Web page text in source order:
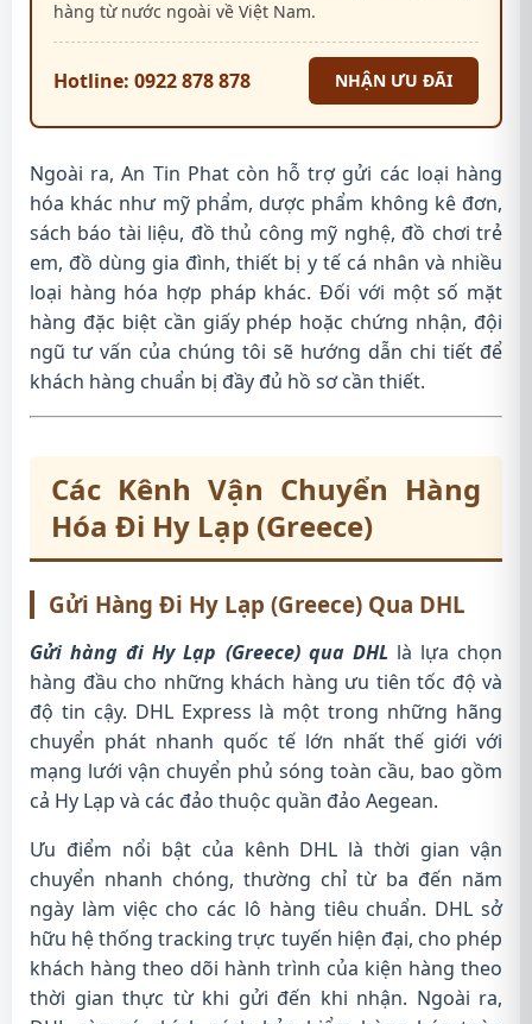
hàng từ nước ngoài về Việt Nam.
Hotline: 0922 878 878 NHẬN ƯU ĐÃI
Ngoài ra, An Tin Phat còn hỗ trợ gửi các loại hàng
hóa khác như mỹ phẩm, dược phẩm không kê đơn,
sách báo tài liệu, đồ thủ công mỹ nghệ, đồ chơi trẻ
em, đồ dùng gia đình, thiết bị y tế cá nhân và nhiều
loại hàng hóa hợp pháp khác. Đối với một số mặt
hàng đặc biệt cần giấy phép hoặc chứng nhận, đội
ngũ tư vấn của chúng tôi sẽ hướng dẫn chi tiết để
khách hàng chuẩn bị đầy đủ hồ sơ cần thiết.
Các Kênh Vận Chuyển Hàng
Hóa Đi Hy Lạp (Greece)
Gửi Hàng Đi Hy Lạp (Greece) Qua DHL
Gửi hàng đi Hy Lạp (Greece) qua DHLlà lựa chọn
hàng đầu cho những khách hàng ưu tiên tốc độ và
độ tin cậy. DHL Express là một trong những hãng
chuyển phát nhanh quốc tế lớn nhất thế giới với
mạng lưới vận chuyển phủ sóng toàn cầu, bao gồm
cả Hy Lạp và các đảo thuộc quần đảo Aegean.
Ưu điểm nổi bật của kênh DHL là thời gian vận
chuyển nhanh chóng, thường chỉ từ ba đến năm
ngày làm việc cho các lô hàng tiêu chuẩn. DHL sở
hữu hệ thống tracking trực tuyến hiện đại, cho phép
khách hàng theo dõi hành trình của kiện hàng theo
thời gian thực từ khi gửi đến khi nhận. Ngoài ra,